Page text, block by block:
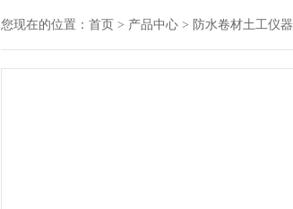
您现在的位置： 首页 > 产品中心 > 防水卷材土工仪器